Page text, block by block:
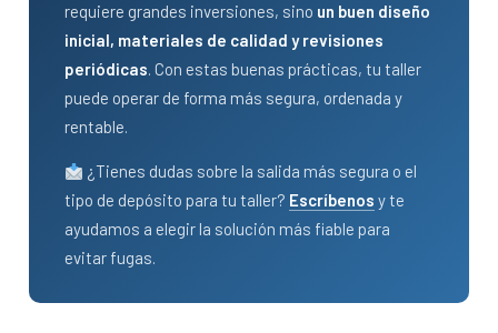
requiere grandes inversiones, sino un buen diseño
inicial, materiales de calidad y revisiones
periódicas. Con estas buenas prácticas, tu taller
puede operar de forma más segura, ordenada y
rentable.
¿Tienes dudas sobre la salida más segura o el
tipo de depósito para tu taller? Escríbenos y te
ayudamos a elegir la solución más fiable para
evitar fugas.